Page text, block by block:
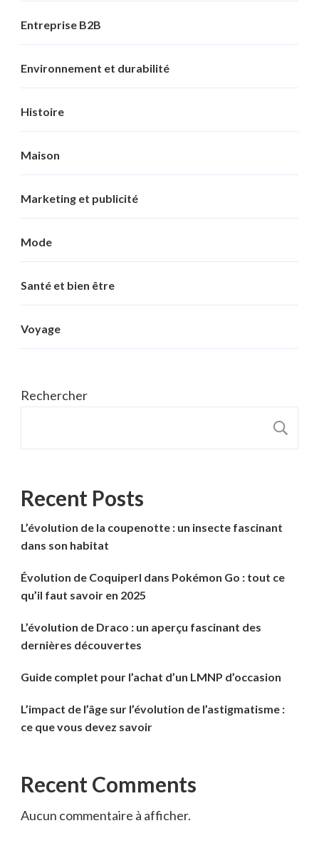
Entreprise B2B
Environnement et durabilité
Histoire
Maison
Marketing et publicité
Mode
Santé et bien être
Voyage
Rechercher
Recent Posts
L’évolution de la coupenotte : un insecte fascinant
dans son habitat
Évolution de Coquiperl dans Pokémon Go : tout ce
qu’il faut savoir en 2025
L’évolution de Draco : un aperçu fascinant des
dernières découvertes
Guide complet pour l’achat d’un LMNP d’occasion
L’impact de l’âge sur l’évolution de l’astigmatisme :
ce que vous devez savoir
Recent Comments
Aucun commentaire à afficher.